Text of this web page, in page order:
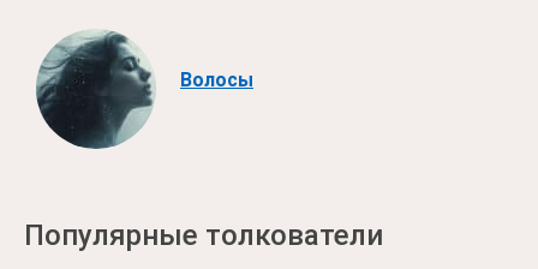
Волосы
Популярные толкователи